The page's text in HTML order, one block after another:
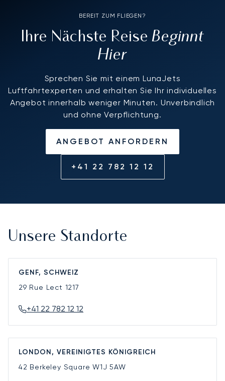
BEREIT ZUM FLIEGEN?
Ihre Nächste ReiseBeginnt
Hier
Sprechen Sie mit einem LunaJets
Luftfahrtexperten und erhalten Sie Ihr individuelles
Angebot innerhalb weniger Minuten. Unverbindlich
und ohne Verpflichtung.
ANGEBOT ANFORDERN
+41 22 782 12 12
Unsere Standorte
GENF, SCHWEIZ
29 Rue Lect 1217
+41 22 782 12 12
LONDON, VEREINIGTES KÖNIGREICH
42 Berkeley SquareW1J 5AW